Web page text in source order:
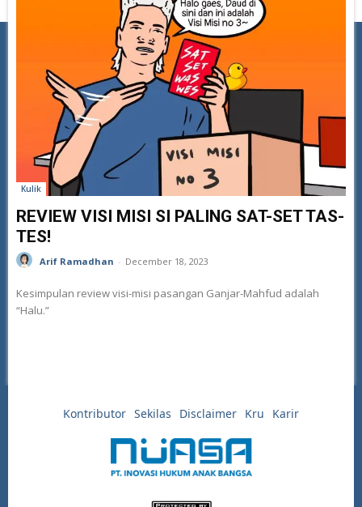
Kulik
REVIEW VISI MISI SI PALING SAT-SET TAS-
TES!
Arif Ramadhan - December 18, 2023
Kesimpulan review visi-misi pasangan Ganjar-Mahfud adalah
“Halu.”
Kontributor Sekilas Disclaimer Kru Karir